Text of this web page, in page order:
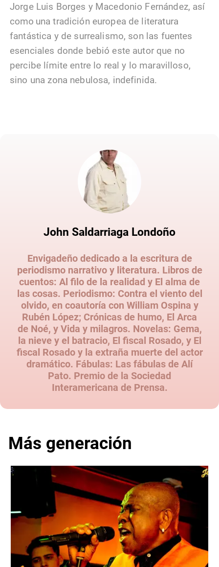
Jorge Luis Borges y Macedonio Fernández, así
como una tradición europea de literatura
fantástica y de surrealismo, son las fuentes
esenciales donde bebió este autor que no
percibe límite entre lo real y lo maravilloso,
sino una zona nebulosa, indefinida.
John Saldarriaga Londoño
Envigadeño dedicado a la escritura de
periodismo narrativo y literatura. Libros de
cuentos: Al filo de la realidad y El alma de
las cosas. Periodismo: Contra el viento del
olvido, en coautoría con William Ospina y
Rubén López; Crónicas de humo, El Arca
de Noé, y Vida y milagros. Novelas: Gema,
la nieve y el batracio, El fiscal Rosado, y El
fiscal Rosado y la extraña muerte del actor
dramático. Fábulas: Las fábulas de Alí
Pato. Premio de la Sociedad
Interamericana de Prensa.
Más generación